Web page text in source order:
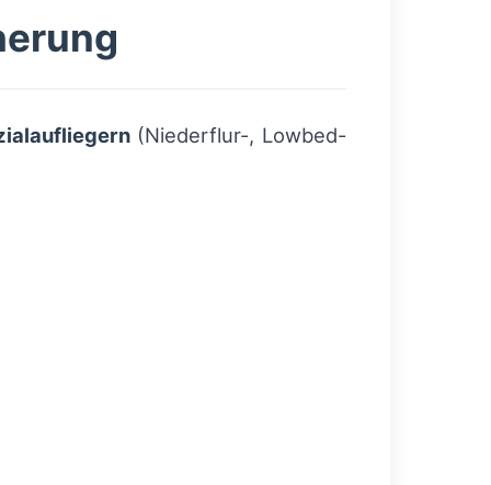
(Niederflur-, Lowbed-